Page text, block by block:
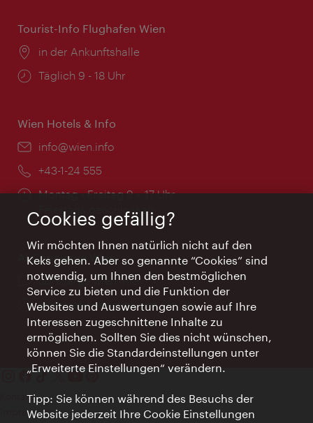
Tourist-Info Flughafen Wien
Ort:
in der Ankunftshalle
Öffnungszeiten:
Täglich 9 - 18 Uhr
Wien Hotels & Info
Email:
info@wien.info
Telefon:
+43-1-24 555
Öffnungszeiten:
Montag - Freitag 9 – 17 Uhr
Feiertags geschlossen
AI Concierge Wien
Ort:
concierge.wien.info
Öffnungszeiten:
Informationen rund um die Uhr
Kontakt
Impressum
Cookies gefällig?
Wir möchten Ihnen natürlich nicht auf den
Keks gehen. Aber so genannte “Cookies” sind
notwendig, um Ihnen den bestmöglichen
Service zu bieten und die Funktion der
Websites und Auswertungen sowie auf Ihre
Interessen zugeschnittene Inhalte zu
ermöglichen. Sollten Sie dies nicht wünschen,
können Sie die Standardeinstellungen unter
„Erweiterte Einstellungen“ verändern.
Tipp: Sie können während des Besuchs der
Website jederzeit Ihre Cookie Einstellungen